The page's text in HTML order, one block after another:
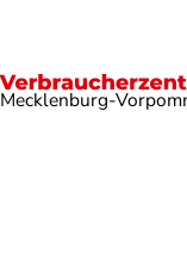
Mecklenburg-
Digitales